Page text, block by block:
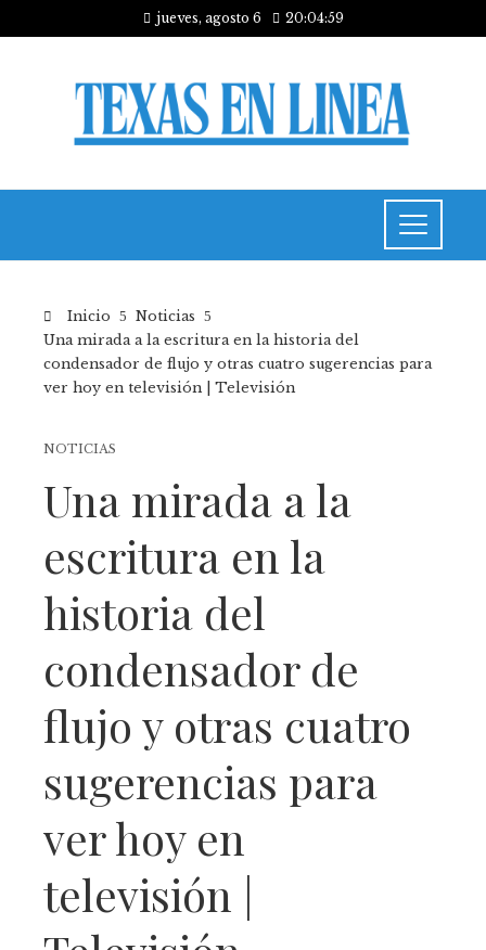
jueves, agosto 6 20:05:00
Inicio
Noticias
Una mirada a la escritura en la historia del
condensador de flujo y otras cuatro sugerencias para
ver hoy en televisión | Televisión
NOTICIAS
Una mirada a la
escritura en la
historia del
condensador de
flujo y otras cuatro
sugerencias para
ver hoy en
televisión |